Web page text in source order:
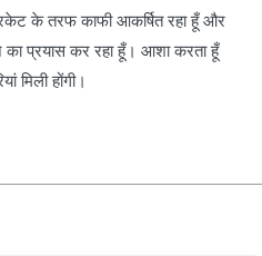
के तरफ काफी आकर्षित रहा हूँ और
प्रयास कर रहा हूँ। आशा करता हूँ
मिली होंगी।